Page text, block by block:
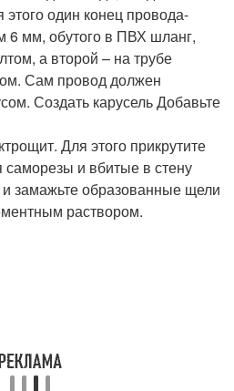
один конец провода-
6 мм, обутого в ПВХ шланг,
а второй – на трубе
Сам провод должен
Создать карусель Добавьте
Для этого прикрутите
саморезы и вбитые в стену
замажьте образованные щели
раствором.